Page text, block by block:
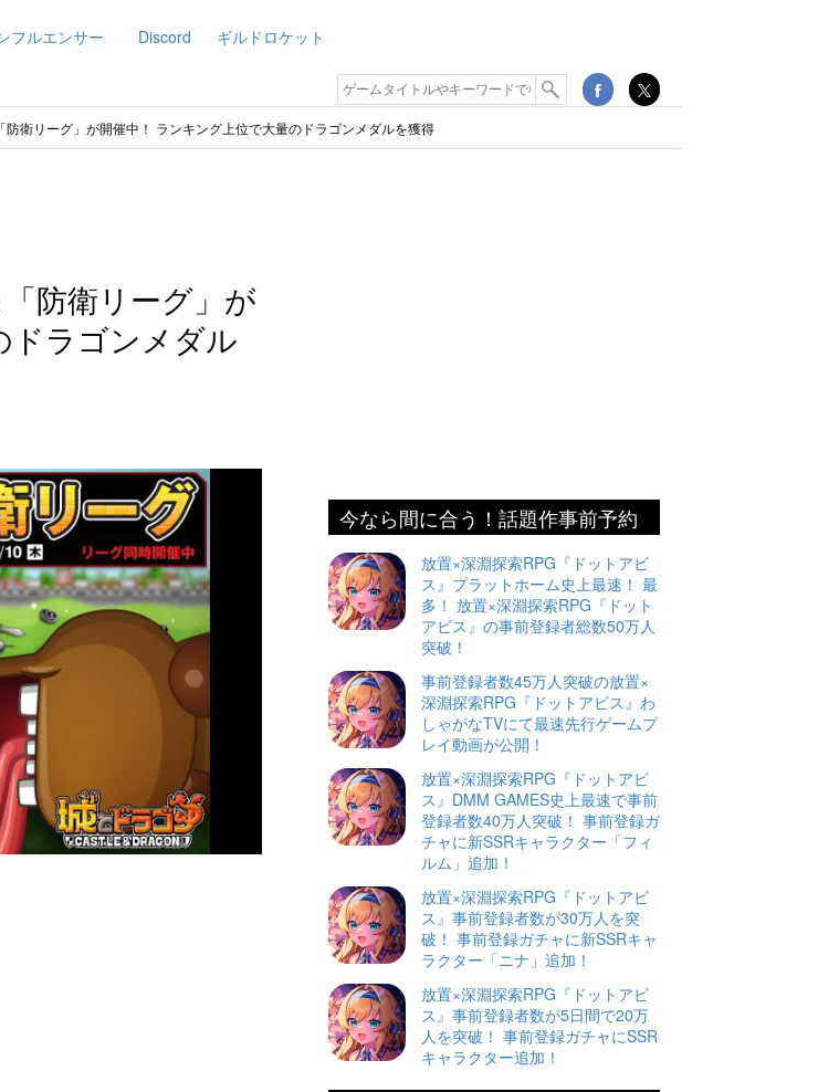
フルエンサー Discord ギルドロケット
防衛リーグ」が開催中！ ランキング上位で大量のドラゴンメダルを獲得
防衛リーグ」が
ドラゴンメダル
今なら間に合う！話題作事前予約
放置×深淵探索RPG『ドットアビ
ス』プラットホーム史上最速！ 最
多！ 放置×深淵探索RPG『ドット
アビス』の事前登録者総数50万人
突破！
事前登録者数45万人突破の放置×
深淵探索RPG『ドットアビス』わ
しゃがなTVにて最速先行ゲームプ
レイ動画が公開！
放置×深淵探索RPG『ドットアビ
ス』DMM GAMES史上最速で事前
登録者数40万人突破！ 事前登録ガ
チャに新SSRキャラクター「フィ
ルム」追加！
放置×深淵探索RPG『ドットアビ
ス』事前登録者数が30万人を突
破！ 事前登録ガチャに新SSRキャ
ラクター「ニナ」追加！
放置×深淵探索RPG『ドットアビ
ス』事前登録者数が5日間で20万
人を突破！ 事前登録ガチャにSSR
キャラクター追加！